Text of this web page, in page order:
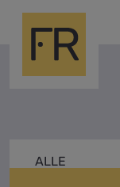
ALLE